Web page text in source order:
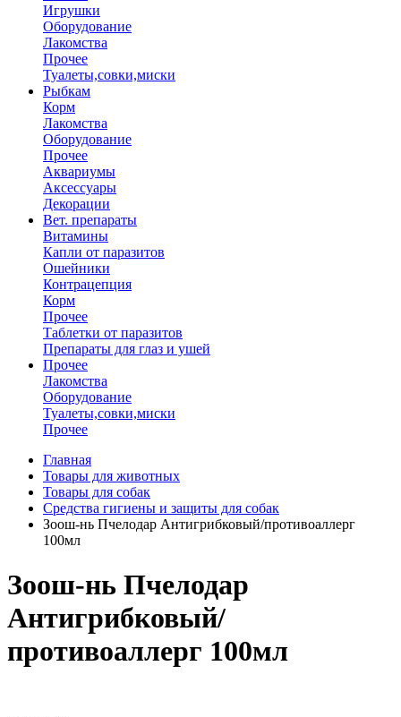
Игрушки
Оборудование
Лакомства
Прочее
Туалеты,совки,миски
Рыбкам
Корм
Лакомства
Оборудование
Прочее
Аквариумы
Аксессуары
Декорации
Вет. препараты
Витамины
Капли от паразитов
Ошейники
Контрацепция
Корм
Прочее
Таблетки от паразитов
Препараты для глаз и ушей
Прочее
Лакомства
Оборудование
Туалеты,совки,миски
Прочее
Главная
Товары для животных
Товары для собак
Средства гигиены и защиты для собак
Зоош-нь Пчелодар Антигрибковый/противоаллерг
100мл
Зоош-нь Пчелодар
Антигрибковый/
противоаллерг 100мл